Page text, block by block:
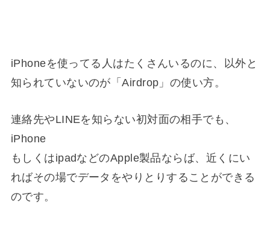
iPhoneを使ってる人はたくさんいるのに、以外と
知られていないのが「Airdrop」の使い方。
連絡先やLINEを知らない初対面の相手でも、
iPhone
もしくはipadなどのApple製品ならば、近くにい
ればその場でデータをやりとりすることができる
のです。